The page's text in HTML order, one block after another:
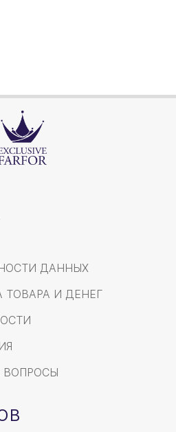
ДАННЫХ
ТОВАРА И ДЕНЕГ
ВОПРОСЫ